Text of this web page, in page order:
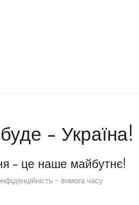
- Україна!
- це наше майбутнє!
- вимога часу